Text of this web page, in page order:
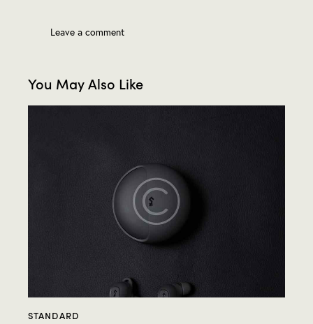
You May Also Like
STANDARD